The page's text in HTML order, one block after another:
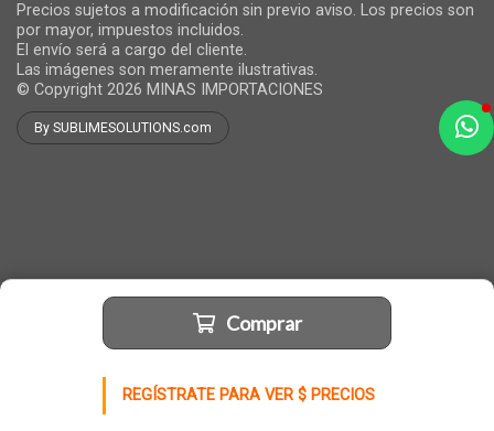
Comprar
REGÍSTRATE PARA VER $ PRECIOS
Precios sujetos a modificación sin previo aviso. Los precios son
por mayor, impuestos incluidos.
El envío será a cargo del cliente.
Las imágenes son meramente ilustrativas.
© Copyright 2026 MINAS IMPORTACIONES
By SUBLIMESOLUTIONS.com